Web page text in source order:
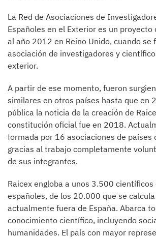
La Red de Asociaciones de
Españoles en el Exterior es un proyecto
al año 2012 en Reino Unido, cuando se
asociación de investigadores y
exterior.
A partir de ese momento, fueron
similares en otros países hasta que en
pública la noticia de la creación de
constitución oficial fue en 2018.
formada por 16 asociaciones de países
gracias al trabajo completamente
de sus integrantes.
Raicex engloba a unos 3.500
españoles, de los 20.000 que se
actualmente fuera de España. Abarca
conocimiento científico, incluyendo
humanidades. El país con mayor